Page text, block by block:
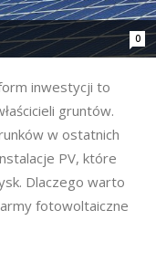
0
inwestycji to
gruntów.
w ostatnich
PV, które
Dlaczego warto
fotowoltaiczne